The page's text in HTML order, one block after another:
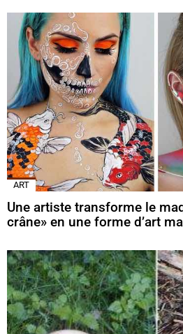
ART
Une artiste transforme le
crâne» en une forme d’art